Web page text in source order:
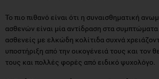
Το πιο πιθανό είναι ότι η συναισθηματική
ασθενών είναι μία αντίδραση στα συμπτώματα
ασθενείς με ελκώδη κολίτιδα συχνά
υποστήριξη από την οικογένειά τους και τον
τους και πολλές φορές από ειδικό ψυχολόγο.